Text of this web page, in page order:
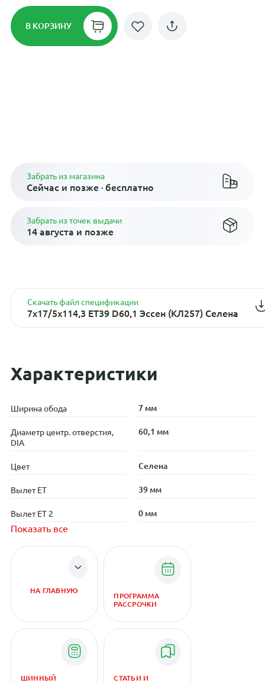
В КОРЗИНУ
Забрать из магазина
Сейчас и позже · бесплатно
Забрать из точек выдачи
14 августа и позже
Скачать файл спецификации
7x17/5x114,3 ET39 D60,1 Эссен (КЛ257) Селена
Характеристики
Ширина обода 7 мм
Диаметр центр. отверстия,
DIA
60,1 мм
Цвет Селена
Вылет ET 39 мм
Вылет ET 2 0 мм
Показать все
НА ГЛАВНУЮ
ПРОГРАММА
РАССРОЧКИ
ШИННЫЙ
СТАТЬИ И